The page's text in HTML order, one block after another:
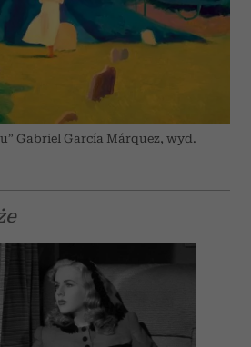
Gabriel García Márquez, wyd.